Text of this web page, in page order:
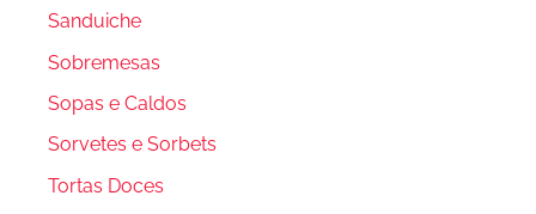
Sanduiche
Sobremesas
Sopas e Caldos
Sorvetes e Sorbets
Tortas Doces